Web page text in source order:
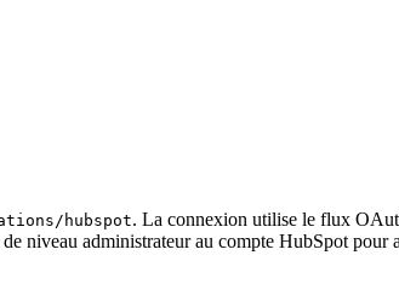
hubspot. La connexion utilise le flux
niveau administrateur au compte HubSpot pour